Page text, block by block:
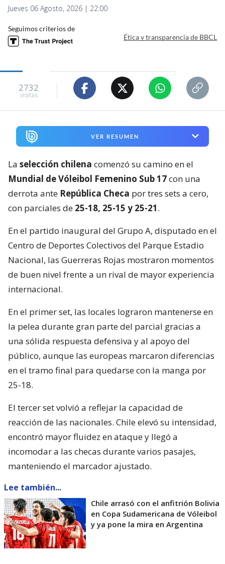
Jueves 06 Agosto, 2026 | 22:00
Seguimos criterios de
Ética y transparencia de BBCL
2732
visitas
VER RESUMEN
La selección chilena comenzó su camino en el
Mundial de Vóleibol Femenino Sub 17con una
derrota ante República Checa por tres sets a cero,
con parciales de 25-18, 25-15 y 25-21.
En el partido inaugural del Grupo A, disputado en el
Centro de Deportes Colectivos del Parque Estadio
Nacional, las Guerreras Rojas mostraron momentos
de buen nivel frente a un rival de mayor experiencia
internacional.
En el primer set, las locales lograron mantenerse en
la pelea durante gran parte del parcial gracias a
una sólida respuesta defensiva y al apoyo del
público, aunque las europeas marcaron diferencias
en el tramo final para quedarse con la manga por
25-18.
El tercer set volvió a reflejar la capacidad de
reacción de las nacionales. Chile elevó su intensidad,
encontró mayor fluidez en ataque y llegó a
incomodar a las checas durante varios pasajes,
manteniendo el marcador ajustado.
Lee también...
Chile arrasó con el anfitrión Bolivia
en Copa Sudamericana de Vóleibol
y ya pone la mira en Argentina